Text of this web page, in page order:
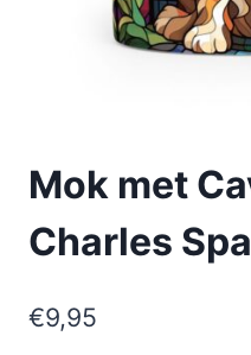
Mok met
Charles
€9,95